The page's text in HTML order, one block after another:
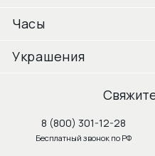
Часы
Украшения
8 (800) 301-12-28
Бесплатный звонок по РФ